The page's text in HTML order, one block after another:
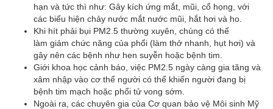
hạn và tức thì như: Gây kích ứng mắt, mũi, cổ họng, với
các biểu hiện chảy nước mắt nước mũi, hắt hơi và ho.
Khi hít phải bụi PM2.5 thường xuyên, chúng có thể
làm giảm chức năng của phổi (làm thở nhanh, hụt hơi) và
gây nên các bệnh như hen suyễn hoặc bệnh tim.
Giới khoa học cảnh báo, việc PM2.5 ngày càng gia tăng và
xâm nhập vào cơ thể người có thể khiến người đang bị
bệnh tim mạch hoặc phổi tử vong sớm.
Ngoài ra, các chuyên gia của Cơ quan bảo vệ Môi sinh Mỹ